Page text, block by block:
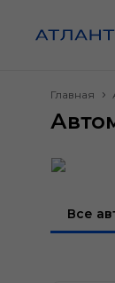
Главная
Все